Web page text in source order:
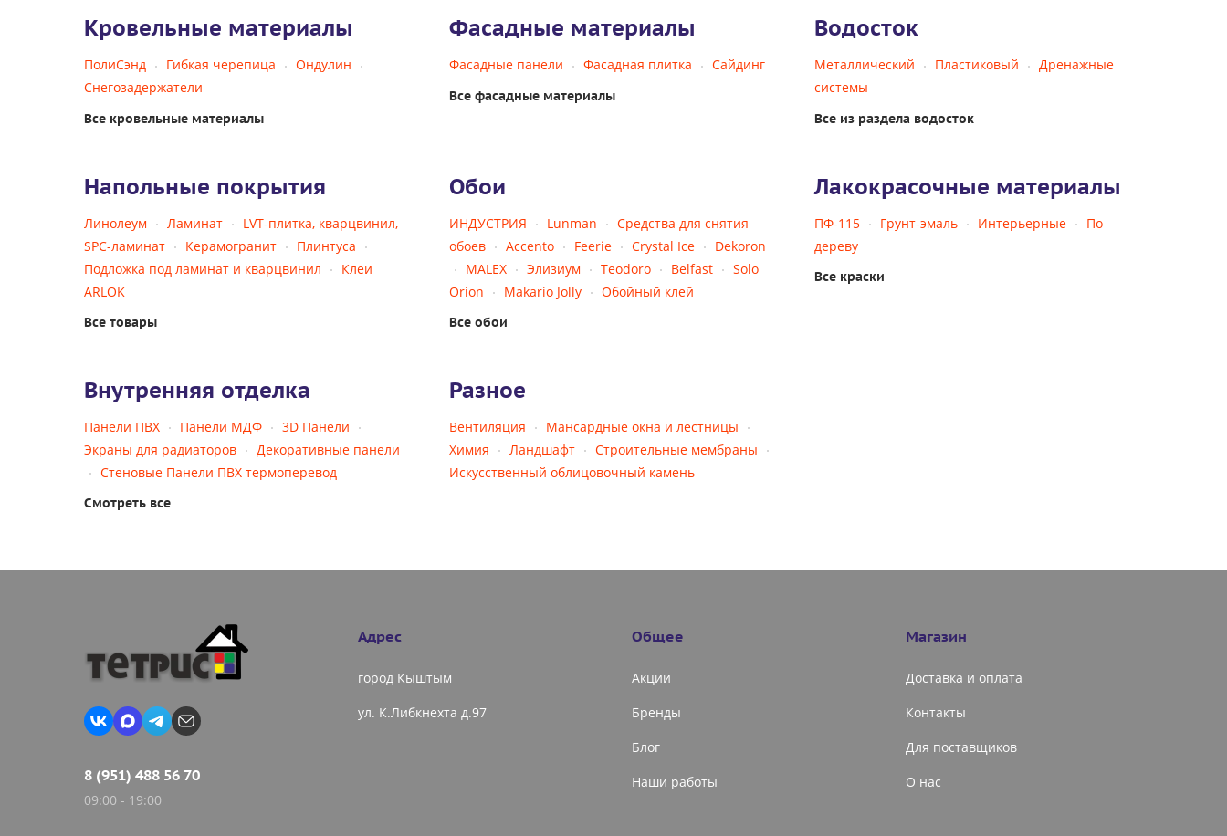
Кровельные материалы
ПолиСэнд Гибкая черепица
Ондулин
Снегозадержатели
Все кровельные материалы
Фасадные материалы
Фасадные панели Фасадная плитка Сайдинг
Все фасадные материалы
Водосток
Металлический Пластиковый
Дренажные
системы
Все из раздела водосток
Напольные покрытия
Линолеум Ламинат
LVT-плитка, кварцвинил,
SPC-ламинат
Керамогранит
Плинтуса
Подложка под ламинат и кварцвинил
Клеи
ARLOK
Все товары
Обои
ИНДУСТРИЯ Lunman
Средства для снятия
обоев
Accento Feerie Crystal Ice
Dekoron
MALEX
Элизиум Teodoro Belfast
Solo
Orion
Makario Jolly Обойный клей
Все обои
Лакокрасочные материалы
ПФ-115 Грунт-эмаль Интерьерные
По
дереву
Все краски
Внутренняя отделка
Панели ПВХ Панели МДФ
3D Панели
Экраны для радиаторов
Декоративные панели
Стеновые Панели ПВХ термоперевод
Смотреть все
Разное
Вентиляция
Мансардные окна и лестницы
Химия
Ландшафт
Строительные мембраны
Искусственный облицовочный камень
8 (951) 488 56 70
09:00 - 19:00
Адрес
город Кыштым
ул. К.Либкнехта д.97
Общее
Акции
Бренды
Блог
Наши работы
Магазин
Доставка и оплата
Контакты
Для поставщиков
О нас